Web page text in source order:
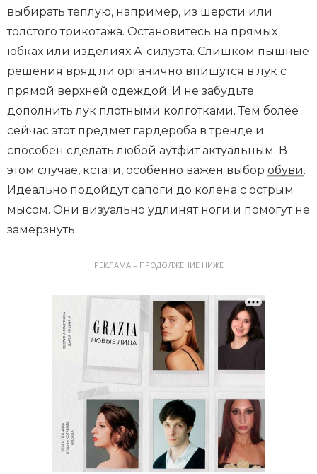
выбирать теплую, например, из шерсти или
толстого трикотажа. Остановитесь на прямых
юбках или изделиях А-силуэта. Слишком пышные
решения вряд ли органично впишутся в лук с
прямой верхней одеждой. И не забудьте
дополнить лук плотными колготками. Тем более
сейчас этот предмет гардероба в тренде и
способен сделать любой аутфит актуальным. В
этом случае, кстати, особенно важен выбор обуви.
Идеально подойдут сапоги до колена с острым
мысом. Они визуально удлинят ноги и помогут не
замерзнуть.
РЕКЛАМА – ПРОДОЛЖЕНИЕ НИЖЕ